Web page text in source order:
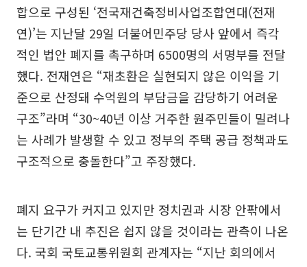
합으로 구성된 ‘전국재건축정비사업조합연대(전재
연)’는 지난달 29일 더불어민주당 당사 앞에서 즉각
적인 법안 폐지를 촉구하며 6500명의 서명부를 전달
했다. 전재연은 “재초환은 실현되지 않은 이익을 기
준으로 산정돼 수억원의 부담금을 감당하기 어려운
구조”라며 “30~40년 이상 거주한 원주민들이 밀려나
는 사례가 발생할 수 있고 정부의 주택 공급 정책과도
구조적으로 충돌한다”고 주장했다.
폐지 요구가 커지고 있지만 정치권과 시장 안팎에서
는 단기간 내 추진은 쉽지 않을 것이라는 관측이 나온
다. 국회 국토교통위원회 관계자는 “지난 회의에서